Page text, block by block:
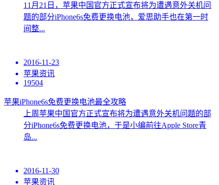
11月21日，苹果中国官方正式宣布将为遭遇意外关机问
题的部分iPhone6s免费更换电池，爱思助手也在第一时
间整...
2016-11-23
苹果资讯
19504
苹果iPhone6s免费更换电池最全攻略
上周苹果中国官方正式宣布将为遭遇意外关机问题的部
分iPhone6s免费更换电池，于是小编前往Apple Store青
岛...
2016-11-30
苹果资讯